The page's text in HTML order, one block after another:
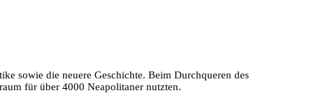
sowie die neuere Geschichte. Beim Durchqueren des
für über 4000 Neapolitaner nutzten.